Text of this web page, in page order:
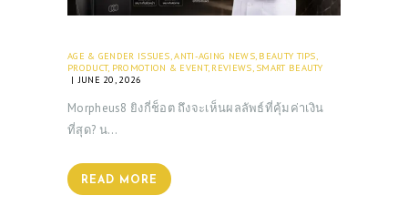
AGE & GENDER ISSUES,ANTI-AGING NEWS, BEAUTY TIPS,
PRODUCT, PROMOTION & EVENT, REVIEWS, SMART BEAUTY
JUNE 20, 2026
Morpheus8 ยิงกี่ช็อต ถึงจะเห็นผลลัพธ์ที่คุ้มค่าเงิน
ที่สุด? น…
READ MORE